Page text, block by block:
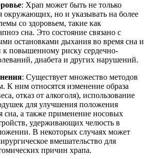
: Храп может быть не только
окружающих, но и указывать на более
со здоровьем, такие как
сна. Это состояние связано с
остановками дыхания во время сна и
к повышенному риску сердечно-
диабета и других нарушений.
: Существует множество методов
К ним относятся изменение образа
отказ от алкоголя), использование
для улучшения положения
сна, а также применение носовых
удерживающих челюсть в
В некоторых случаях может
вмешательство для
причин храпа.